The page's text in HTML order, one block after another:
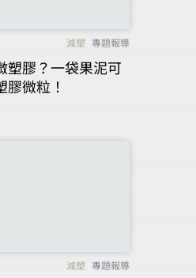
減塑 專題報導
塑膠？一袋果泥可
微粒！
減塑 專題報導